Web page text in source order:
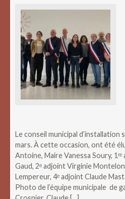
Le conseil municipal d’installation
mars. À cette occasion, ont été
Antoine, Maire Vanessa Soury,
Gaud, 2ᵉ adjoint Virginie
Lempereur, 4ᵉ adjoint Claude
Photo de l’équipe municipale de